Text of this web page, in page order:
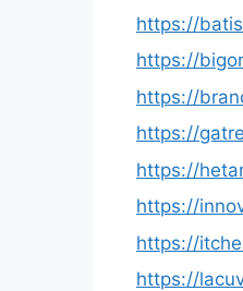
https://
https://
https://
https://
https://
https://
https://
https://